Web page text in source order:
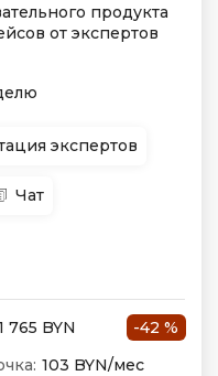
продукта
от экспертов
экспертов
Чат
765 BYN
-42 %
103 BYN/мес